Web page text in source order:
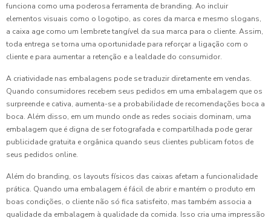
funciona como uma poderosa ferramenta de branding. Ao incluir
elementos visuais como o logotipo, as cores da marca e mesmo slogans,
a caixa age como um lembrete tangível da sua marca para o cliente. Assim,
toda entrega se torna uma oportunidade para reforçar a ligação com o
cliente e para aumentar a retenção e a lealdade do consumidor.
A criatividade nas embalagens pode se traduzir diretamente em vendas.
Quando consumidores recebem seus pedidos em uma embalagem que os
surpreende e cativa, aumenta-se a probabilidade de recomendações boca a
boca. Além disso, em um mundo onde as redes sociais dominam, uma
embalagem que é digna de ser fotografada e compartilhada pode gerar
publicidade gratuita e orgânica quando seus clientes publicam fotos de
seus pedidos online.
Além do branding, os layouts físicos das caixas afetam a funcionalidade
prática. Quando uma embalagem é fácil de abrir e mantém o produto em
boas condições, o cliente não só fica satisfeito, mas também associa a
qualidade da embalagem à qualidade da comida. Isso cria uma impressão